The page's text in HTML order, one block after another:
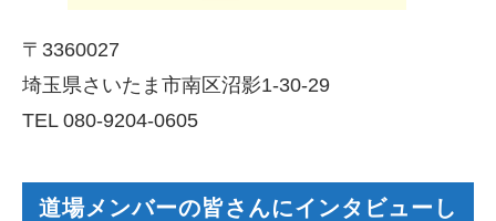
〒3360027
埼玉県さいたま市南区沼影1-30-29
TEL 080-9204-0605
道場メンバーの皆さんにインタビューし